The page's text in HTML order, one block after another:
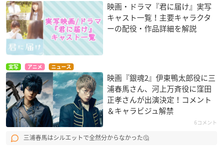
映画・ドラマ『君に届け』実写
キャスト一覧！主要キャラクタ
ーの配役・作品詳細を解説
実写 アニメ ニュース
映画『銀魂2』伊東鴨太郎役に三
浦春馬さん、河上万斉役に窪田
正孝さんが出演決定！コメント
＆キャラビジュ解禁
6コメント
三浦春馬はシルエットで全然分からなかった🤔